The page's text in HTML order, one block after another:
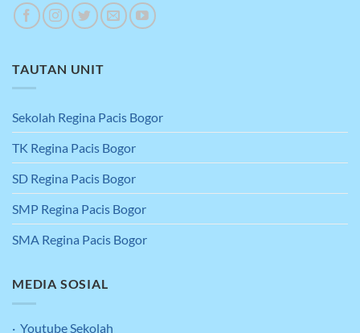
TAUTAN UNIT
Sekolah Regina Pacis Bogor
TK Regina Pacis Bogor
SD Regina Pacis Bogor
SMP Regina Pacis Bogor
SMA Regina Pacis Bogor
MEDIA SOSIAL
· Youtube Sekolah